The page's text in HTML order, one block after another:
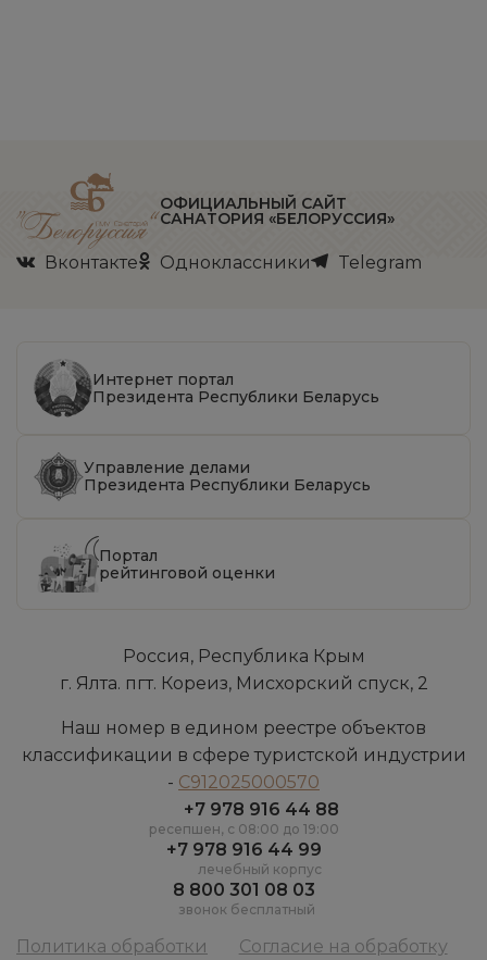
ОФИЦИАЛЬНЫЙ САЙТ
САНАТОРИЯ «БЕЛОРУССИЯ»
Вконтакте Одноклассники Telegram
Интернет портал
Президента Республики Беларусь
Управление делами
Президента Республики Беларусь
Портал
рейтинговой оценки
Россия, Республика Крым
г. Ялта. пгт. Кореиз, Мисхорский спуск, 2
Наш номер в едином реестре объектов
классификации в сфере туристской индустрии
- С912025000570
+7 978 916 44 88
ресепшен, c 08:00 до 19:00
+7 978 916 44 99
лечебный корпус
8 800 301 08 03
звонок бесплатный
Политика обработки Согласие на обработку